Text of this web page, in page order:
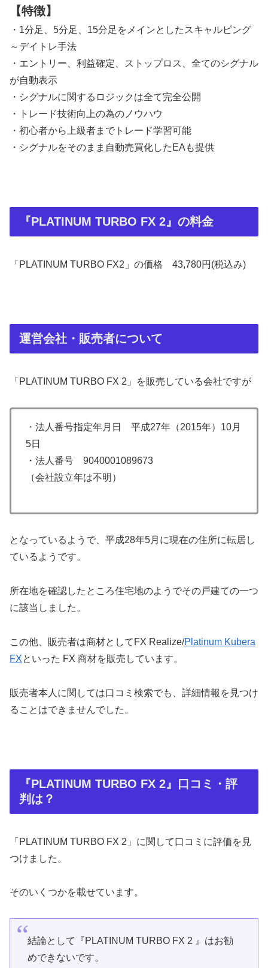
【特徴】
・1分足、5分足、15分足をメインとしたスキャルピング
～デイトレ手法
・エントリー、利益確定、ストップロス、全てのシグナル
が自動表示
・シグナルに関するロジックは全て完全公開
・トレード技術向上の為のノウハウ
・初心者から上級者までトレード学習可能
・シグナルをそのまま自動売買化したEAも提供
『PLATINUM TURBO FX 2』の料金
「PLATINUM TURBO FX2」の価格 43,780円(税込み)
運営会社・販売者について
「PLATINUM TURBO FX 2」を販売している会社ですが
・法人番号指定年月日 平成27年（2015年）10月
5日
・法人番号 9040001089673
（会社設立年は不明）
となっているようで、平成28年5月に現在の住所に転居し
ているようです。
所在地を確認したところ住宅地のようでその戸建ての一つ
に該当しました。
この他、販売者は商材としてFX Realize/Platinum Kubera
FXといった FX 商材を販売しています。
販売者本人に関しては口コミ検索でも、詳細情報を見つけ
ることはできませんでした。
『PLATINUM TURBO FX 2』口コミ・評
判は？
「PLATINUM TURBO FX 2」に関して口コミに評価を見
つけました。
そのいくつかを載せています。
結論として『PLATINUM TURBO FX 2 』はお勧
めできないです。